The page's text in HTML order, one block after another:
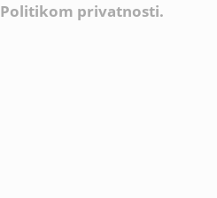
Politikom privatnosti.